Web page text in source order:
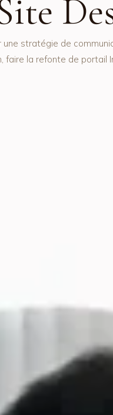
une stratégie de
faire la refonte de portail